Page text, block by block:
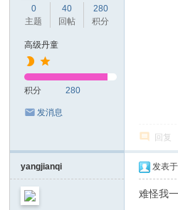
0
主题
40
回帖
280
积分
高级丹童
积分 280
发消息
回复
yangjianqi 发表
难怪我